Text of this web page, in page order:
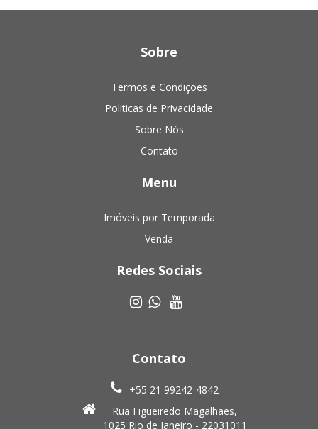
Sobre
Termos e Condições
Politicas de Privacidade
Sobre Nós
Contato
Menu
Imóveis por Temporada
Venda
Redes Sociais
Contato
+55 21 99242-4842
Rua Figueiredo Magalhães,
1025 Rio de Janeiro - 22031011